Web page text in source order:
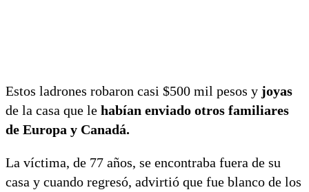
Estos ladrones robaron casi $500 mil pesos y joyas
de la casa que le habían enviado otros familiares
de Europa y Canadá.
La víctima, de 77 años, se encontraba fuera de su
casa y cuando regresó, advirtió que fue blanco de los